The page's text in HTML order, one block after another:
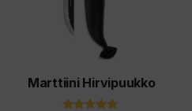
Marttiini Hirvipuukko